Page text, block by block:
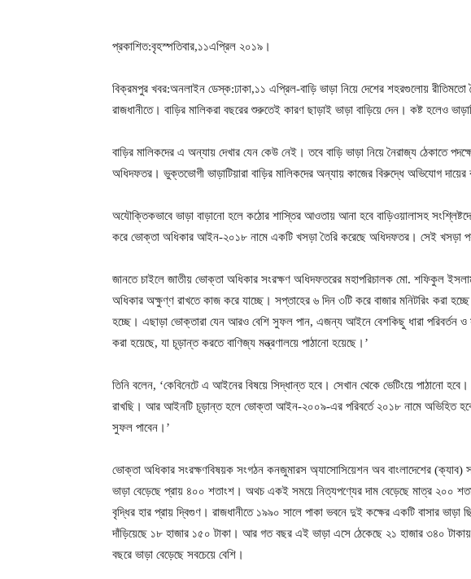
প্রকাশিত:বৃহস্পতিবার,১১এপ্রিল ২০১৯।
বিক্রমপুর খবর:অনলাইন ডেস্ক:ঢাকা,১১ এপ্রিল-বাড়ি ভাড়া নিয়ে দেশের শহরগুলোয় রীতিমতো
রাজধানীতে। বাড়ির মালিকরা বছরের শুরুতেই কারণ ছাড়াই ভাড়া বাড়িয়ে দেন। কষ্ট হলেও
বাড়ির মালিকদের এ অন্যায় দেখার যেন কেউ নেই। তবে বাড়ি ভাড়া নিয়ে নৈরাজ্য ঠেকাতে
অধিদফতর। ভুক্তভোগী ভাড়াটিয়ারা বাড়ির মালিকদের অন্যায় কাজের বিরুদ্ধে অভিযোগ দায়ের
অযৌক্তিকভাবে ভাড়া বাড়ানো হলে কঠোর শাস্তির আওতায় আনা হবে বাড়িওয়ালাসহ
করে ভোক্তা অধিকার আইন-২০১৮ নামে একটি খসড়া তৈরি করেছে অধিদফতর। সেই খসড়া
জানতে চাইলে জাতীয় ভোক্তা অধিকার সংরক্ষণ অধিদফতরের মহাপরিচালক মো. শফিকুল
অধিকার অক্ষুণ্ণ রাখতে কাজ করে যাচ্ছে। সপ্তাহের ৬ দিন ৩টি করে বাজার মনিটরিং করা
হচ্ছে। এছাড়া ভোক্তারা যেন আরও বেশি সুফল পান, এজন্য আইনে বেশকিছু ধারা পরিবর্তন
করা হয়েছে, যা চূড়ান্ত করতে বাণিজ্য মন্ত্রণালয়ে পাঠানো হয়েছে।’
তিনি বলেন, ‘কেবিনেটে এ আইনের বিষয়ে সিদ্ধান্ত হবে। সেখান থেকে ভেটিংয়ে পাঠানো
রাখছি। আর আইনটি চূড়ান্ত হলে ভোক্তা আইন-২০০৯-এর পরিবর্তে ২০১৮ নামে অভিহিত
সুফল পাবেন।’
ভোক্তা অধিকার সংরক্ষণবিষয়ক সংগঠন কনজুমারস অ্যাসোসিয়েশন অব বাংলাদেশের (ক্যাব)
ভাড়া বেড়েছে প্রায় ৪০০ শতাংশ। অথচ একই সময়ে নিত্যপণ্যের দাম বেড়েছে মাত্র ২০০
বৃদ্ধির হার প্রায় দ্বিগুণ। রাজধানীতে ১৯৯০ সালে পাকা ভবনে দুই কক্ষের একটি বাসার
দাঁড়িয়েছে ১৮ হাজার ১৫০ টাকা। আর গত বছর এই ভাড়া এসে ঠেকেছে ২১ হাজার ৩৪০
বছরে ভাড়া বেড়েছে সবচেয়ে বেশি।